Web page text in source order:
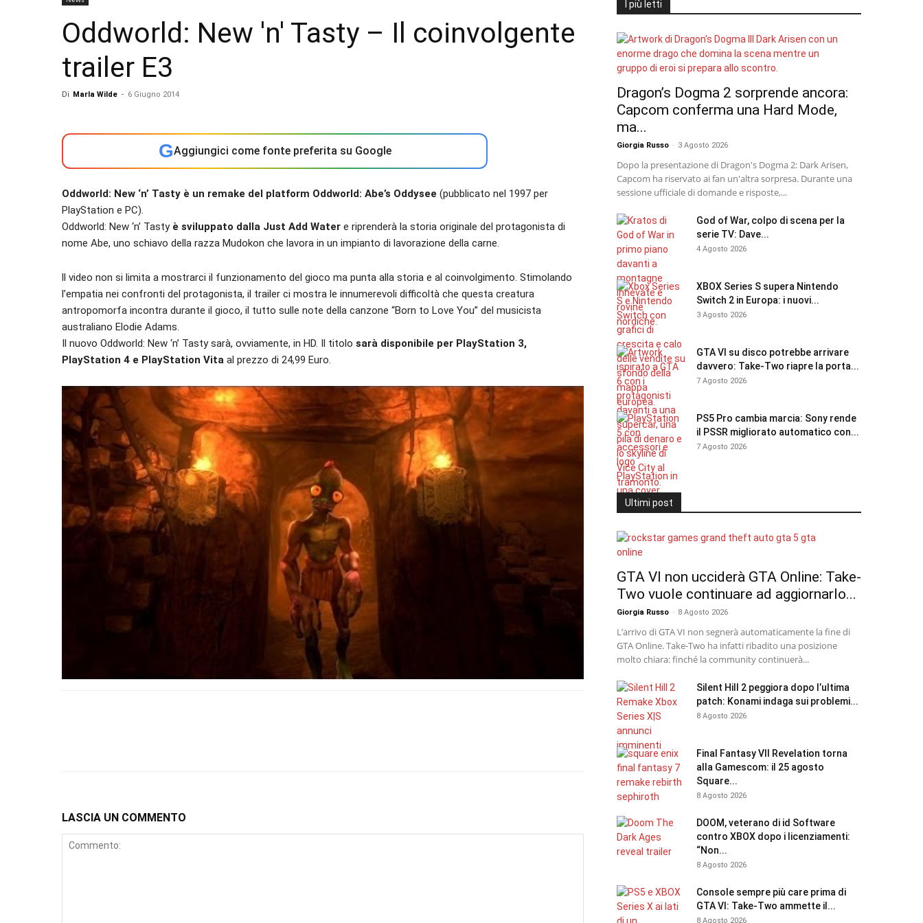
Oddworld: New 'n' Tasty – Il coinvolgente
trailer E3
Di Marla Wilde - 6 Giugno 2014
GAggiungici come fonte preferita su Google
Oddworld: New ‘n’ Tasty è un remake del platform Oddworld: Abe’s Oddysee (pubblicato nel 1997 per
PlayStation e PC).
Oddworld: New ‘n’ Tasty è sviluppato dalla Just Add Water e riprenderà la storia originale del protagonista di
nome Abe, uno schiavo della razza Mudokon che lavora in un impianto di lavorazione della carne.
ll video non si limita a mostrarci il funzionamento del gioco ma punta alla storia e al coinvolgimento. Stimolando
l’empatia nei confronti del protagonista, il trailer ci mostra le innumerevoli difficoltà che questa creatura
antropomorfa incontra durante il gioco, il tutto sulle note della canzone “Born to Love You” del musicista
australiano Elodie Adams.
Il nuovo Oddworld: New ‘n’ Tasty sarà, ovviamente, in HD. Il titolo sarà disponibile per PlayStation 3,
PlayStation 4 e PlayStation Vita al prezzo di 24,99 Euro.
LASCIA UN COMMENTO
I più letti
Dragon’s Dogma 2 sorprende ancora:
Capcom conferma una Hard Mode,
ma...
Giorgia Russo - 3 Agosto 2026
Dopo la presentazione di Dragon's Dogma 2: Dark Arisen,
Capcom ha riservato ai fan un'altra sorpresa. Durante una
sessione ufficiale di domande e risposte,...
God of War, colpo di scena per la
serie TV: Dave...
4 Agosto 2026
XBOX Series S supera Nintendo
Switch 2 in Europa: i nuovi...
3 Agosto 2026
GTA VI su disco potrebbe arrivare
davvero: Take-Two riapre la porta...
7 Agosto 2026
PS5 Pro cambia marcia: Sony rende
il PSSR migliorato automatico con...
7 Agosto 2026
Ultimi post
GTA VI non ucciderà GTA Online: Take-
Two vuole continuare ad aggiornarlo...
Giorgia Russo - 8 Agosto 2026
L’arrivo di GTA VI non segnerà automaticamente la fine di
GTA Online. Take-Two ha infatti ribadito una posizione
molto chiara: finché la community continuerà...
Silent Hill 2 peggiora dopo l’ultima
patch: Konami indaga sui problemi...
8 Agosto 2026
Final Fantasy VII Revelation torna
alla Gamescom: il 25 agosto
Square...
8 Agosto 2026
DOOM, veterano di id Software
contro XBOX dopo i licenziamenti:
“Non...
8 Agosto 2026
Console sempre più care prima di
GTA VI: Take-Two ammette il...
8 Agosto 2026